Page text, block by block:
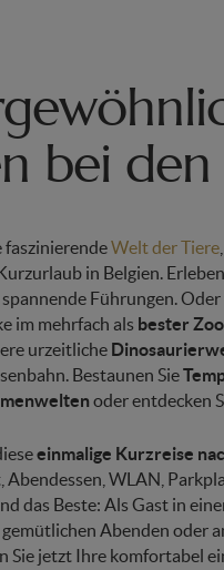
bei
faszinierendeWelt der Tiere,
in Belgien.
Führungen. Oder
im mehrfach als bester
urzeitliche
Bestaunen Sie
oder entdecken
einmalige Kurzreise
Abendessen, WLAN,
das Beste: Als Gast in
gemütlichen Abenden oder
Sie jetzt Ihre komfortabel